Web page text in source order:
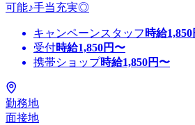
可能♪手当充実◎
キャンペーンスタッフ 時給1,850
受付時給1,850円〜
携帯ショップ時給1,850円〜
勤務地
面接地